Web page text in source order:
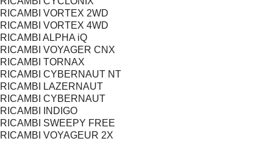
RICAMBI VORTEX 2WD
RICAMBI VORTEX 4WD
RICAMBI ALPHA iQ
RICAMBI VOYAGER CNX
RICAMBI TORNAX
RICAMBI CYBERNAUT NT
RICAMBI LAZERNAUT
RICAMBI CYBERNAUT
RICAMBI INDIGO
RICAMBI SWEEPY FREE
RICAMBI VOYAGEUR 2X